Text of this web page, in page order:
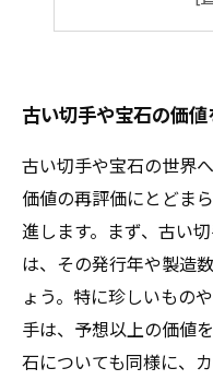
古い切手や宝石の価
古い切手や宝石の世界
価値の再評価にとどま
進します。まず、古い
は、その発行年や製造
ょう。特に珍しいもの
手は、予想以上の価値
石についても同様に、